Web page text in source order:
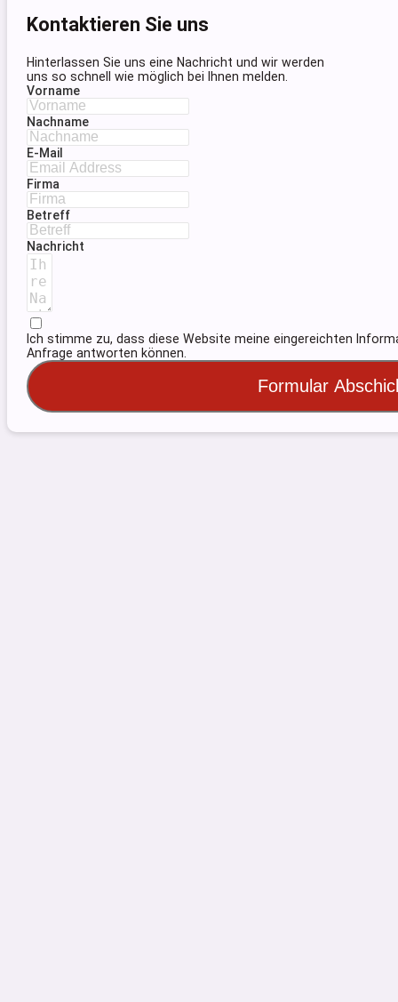
Kontaktieren Sie uns
Hinterlassen Sie uns eine Nachricht und wir werden
uns so schnell wie möglich bei Ihnen melden.
Vorname
Nachname
E-Mail
Firma
Betreff
Nachricht
Ich stimme zu, dass diese Website meine eingereichten
Anfrage antworten können.
Formular